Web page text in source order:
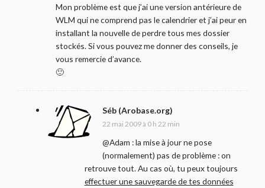
Mon problème est que j’ai une version antérieure de
WLM qui ne comprend pas le calendrier et j’ai peur en
installant la nouvelle de perdre tous mes dossier
stockés. Si vous pouvez me donner des conseils, je
vous remercie d’avance.
🙂
Séb (Arobase.org)
22 mai 2009 à 0 h 22 min
@Adam : la mise à jour ne pose
(normalement) pas de problème : on
retrouve tout. Au cas où, tu peux toujours
effectuer une sauvegarde de tes données